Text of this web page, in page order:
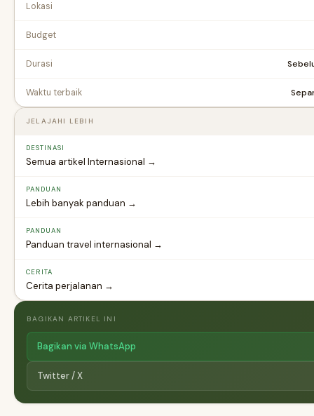
Lokasi
Budget
Durasi
Waktu terbaik
JELAJAHI LEBIH
DESTINASI
Semua artikel Internasional →
PANDUAN
Lebih banyak panduan →
PANDUAN
Panduan travel internasional →
CERITA
Cerita perjalanan →
BAGIKAN ARTIKEL INI
Bagikan via WhatsApp
Twitter / X